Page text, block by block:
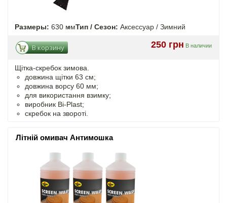
Размеры: 630 ммТип / Сезон: Аксессуар / Зимний
250 грн В наличии
В корзину
Щітка-скребок зимова.
довжина щітки 63 см;
довжина ворсу 60 мм;
для використання взимку;
виробник Bi-Plast;
скребок на звороті.
Літній омивач Антимошка